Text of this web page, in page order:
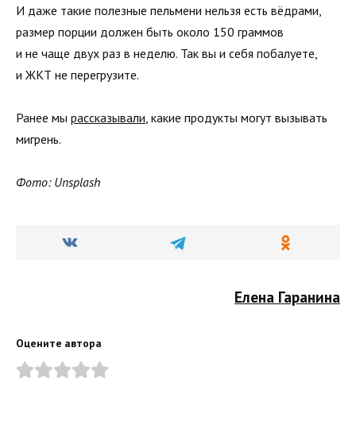
И даже такие полезные пельмени нельзя есть вёдрами,
размер порции должен быть около 150 граммов
и не чаще двух раз в неделю. Так вы и себя побалуете,
и ЖКТ не перегрузите.
Ранее мы рассказывали , какие продукты могут вызывать
мигрень.
Фото: Unsplash
Елена Гаранина
Оцените автора